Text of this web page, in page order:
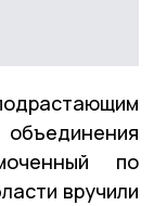
по
вручили